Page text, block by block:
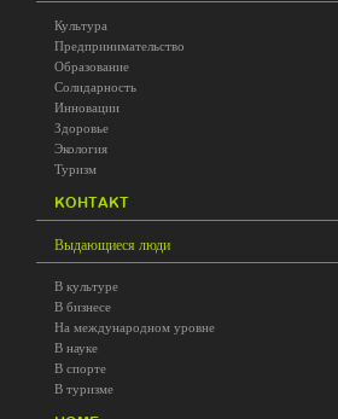
Культура
Предпринимательство
Образование
Солидарность
Инновации
Здоровье
Экология
Туризм
KOHTAKT
Выдающиеся люди
В культуре
В бизнесе
На международном уровне
В науке
В спорте
В туризме